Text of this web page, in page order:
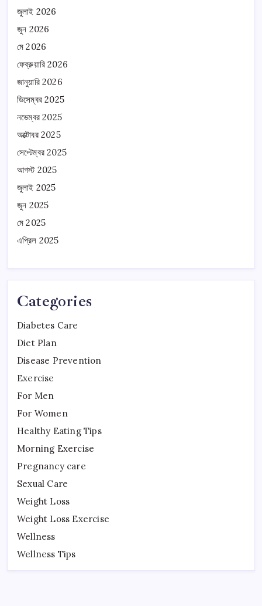
জুলাই 2026
জুন 2026
মে 2026
ফেব্রুয়ারি 2026
জানুয়ারি 2026
ডিসেম্বর 2025
নভেম্বর 2025
অক্টোবর 2025
সেপ্টেম্বর 2025
আগস্ট 2025
জুলাই 2025
জুন 2025
মে 2025
এপ্রিল 2025
Categories
Diabetes Care
Diet Plan
Disease Prevention
Exercise
For Men
For Women
Healthy Eating Tips
Morning Exercise
Pregnancy care
Sexual Care
Weight Loss
Weight Loss Exercise
Wellness
Wellness Tips